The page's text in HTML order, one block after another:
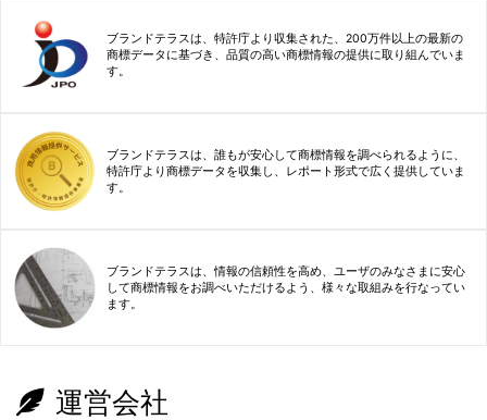
ブランドテラスは、特許庁より収集された、200万件以上の最新の
商標データに基づき、品質の高い商標情報の提供に取り組んでいま
す。
ブランドテラスは、誰もが安心して商標情報を調べられるように、
特許庁より商標データを収集し、レポート形式で広く提供していま
す。
ブランドテラスは、情報の信頼性を高め、ユーザのみなさまに安心
して商標情報をお調べいただけるよう、様々な取組みを行なってい
ます。
運営会社